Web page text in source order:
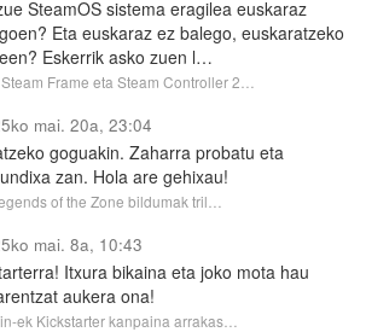
SteamOS sistema eragilea euskaraz
Eta euskaraz ez balego, euskaratzeko
Eskerrik asko zuen l…
Frame eta Steam Controller 2…
mai. 20a, 23:04
goguakin. Zaharra probatu eta
zan. Hola are gehixau!
of the Zone bildumak tril…
mai. 8a, 10:43
Itxura bikaina eta joko mota hau
aukera ona!
ek Kickstarter kanpaina arrakas…